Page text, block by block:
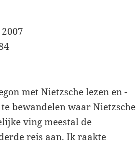
met Nietzsche lezen en -
bewandelen waar Nietzsche
ving meestal de
reis aan. Ik raakte